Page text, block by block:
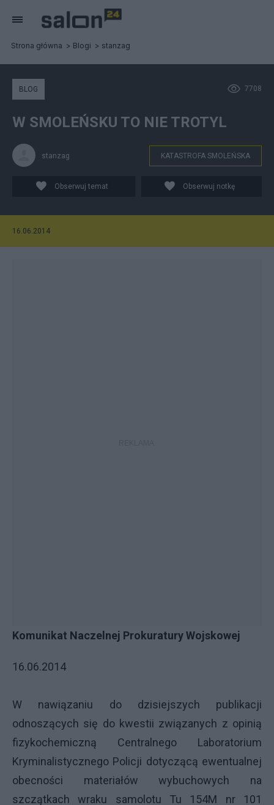
Strona główna Blogi stanzag
7708
BLOG
W SMOLEŃSKU TO NIE TROTYL
stanzag KATASTROFA SMOLEŃSKA
Obserwuj temat Obserwuj notkę
16.06.2014
Komunikat Naczelnej Prokuratury Wojskowej
16.06.2014
W nawiązaniu do dzisiejszych publikacji
odnoszących się do kwestii związanych z opinią
fizykochemiczną Centralnego Laboratorium
Kryminalistycznego Policji dotyczącą ewentualnej
obecności materiałów wybuchowych na
szczątkach wraku samolotu Tu 154M nr 101